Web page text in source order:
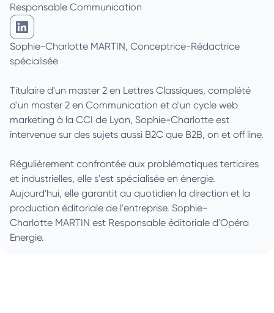
Responsable Communication
Charlotte Martin sur Linkedin
Sophie-Charlotte MARTIN, Conceptrice-Rédactrice
spécialisée
Titulaire d'un master 2 en Lettres Classiques, complété
d'un master 2 en Communication et d'un cycle web
marketing à la CCI de Lyon, Sophie-Charlotte est
intervenue sur des sujets aussi B2C que B2B, on et off line.
Régulièrement confrontée aux problématiques tertiaires
et industrielles, elle s'est spécialisée en énergie.
Aujourd'hui, elle garantit au quotidien la direction et la
production éditoriale de l'entreprise. Sophie-
Charlotte MARTIN est Responsable éditoriale d'Opéra
Energie.